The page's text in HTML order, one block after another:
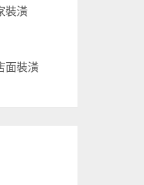
裝潢
面裝潢